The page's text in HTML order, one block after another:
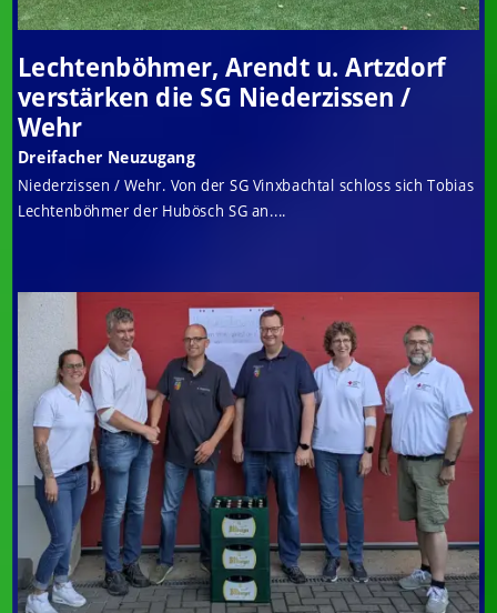
Lechtenböhmer, Arendt u. Artzdorf
verstärken die SG Niederzissen /
Wehr
Dreifacher Neuzugang
Niederzissen / Wehr. Von der SG Vinxbachtal schloss sich Tobias
Lechtenböhmer der Hubösch SG an....